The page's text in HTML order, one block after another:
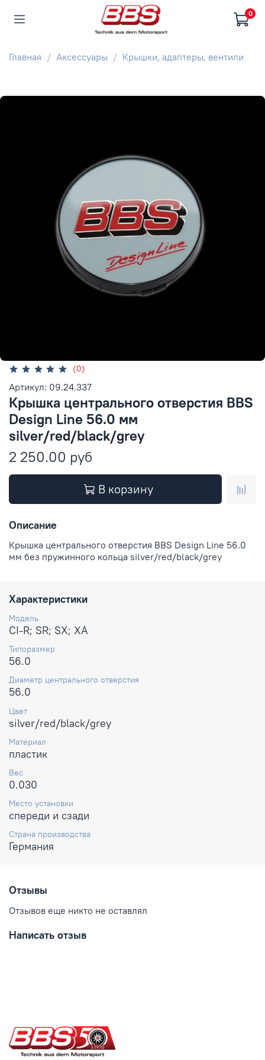
0
Главная Аксессуары Крышки, адаптеры, вентили
(0)
Артикул: 09.24.337
Крышка центрального отверстия BBS
Design Line 56.0 мм
silver/red/black/grey
2 250.00 руб
В корзину
Описание
Крышка центрального отверстия BBS Design Line 56.0
мм без пружинного кольца silver/red/black/grey
Характеристики
Модель
CI-R; SR; SX; XA
Типоразмер
56.0
Диаметр центрального отверстия
56.0
Цвет
silver/red/black/grey
Материал
пластик
Вес
0.030
Место установки
спереди и сзади
Страна производства
Германия
Отзывы
Отзывов еще никто не оставлял
Написать отзыв